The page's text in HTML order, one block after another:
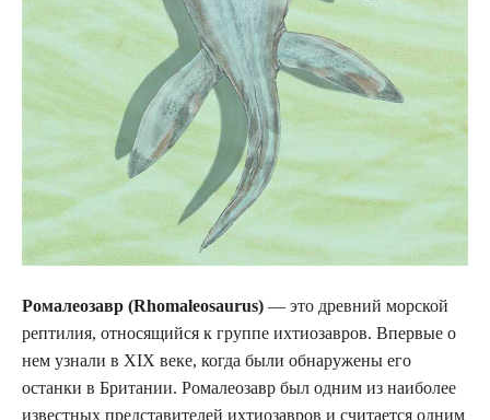
Ромалеозавр (Rhomaleosaurus) — это древний морской
рептилия, относящийся к группе ихтиозавров. Впервые о
нем узнали в XIX веке, когда были обнаружены его
останки в Британии. Ромалеозавр был одним из наиболее
известных представителей ихтиозавров и считается одним